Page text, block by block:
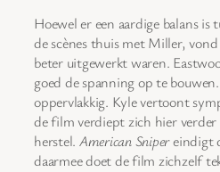
Hoewel er een aardige balans is
de scènes thuis met Miller,
beter uitgewerkt waren.
goed de spanning op te
oppervlakkig. Kyle vertoont
de film verdiept zich hier
herstel. American Snipereindigt
daarmee doet de film zichzelf